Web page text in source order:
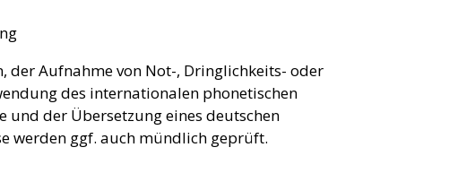
der Aufnahme von Not-, Dringlichkeits- oder
des internationalen phonetischen
und der Übersetzung eines deutschen
werden ggf. auch mündlich geprüft.